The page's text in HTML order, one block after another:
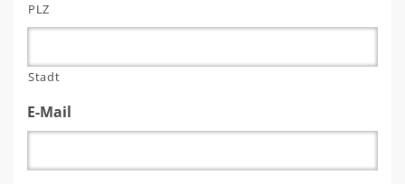
PLZ
Stadt
E-Mail